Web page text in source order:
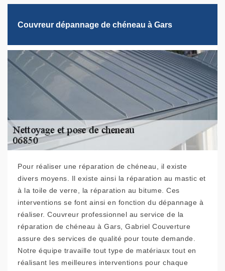
Couvreur dépannage de chéneau à Gars
Pour réaliser une réparation de chéneau, il existe
divers moyens. Il existe ainsi la réparation au mastic et
à la toile de verre, la réparation au bitume. Ces
interventions se font ainsi en fonction du dépannage à
réaliser. Couvreur professionnel au service de la
réparation de chéneau à Gars, Gabriel Couverture
assure des services de qualité pour toute demande.
Notre équipe travaille tout type de matériaux tout en
réalisant les meilleures interventions pour chaque